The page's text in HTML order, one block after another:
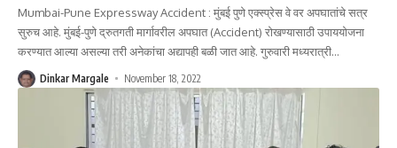
Mumbai-Pune Expressway Accident : मुंबई पुणे एक्स्प्रेस वे वर अपघातांचे सत्र
सुरुच आहे. मुंबई-पुणे द्रुतगती मार्गावरील अपघात (Accident) रोखण्यासाठी उपाययोजना
करण्यात आल्या असल्या तरी अनेकांचा अद्यापही बळी जात आहे. गुरुवारी मध्यरात्री…
Dinkar Margale November 18, 2022